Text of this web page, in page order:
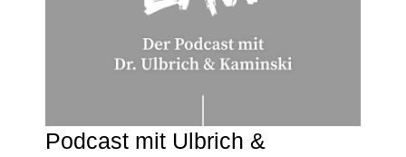
Podcast mit Ulbrich &